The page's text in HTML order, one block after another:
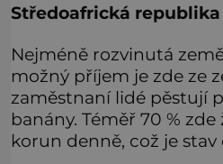
Středoafrická republika
Nejméně rozvinutá
možný příjem je zde ze
zaměstnaní lidé pěstují
banány. Téměř 70 %
korun denně, což je